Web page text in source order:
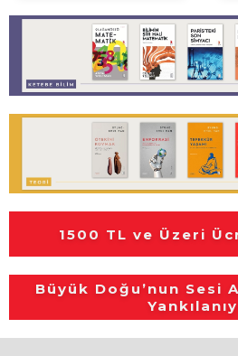
1500 TL ve Üzeri
Büyük Doğu’nun Sesi